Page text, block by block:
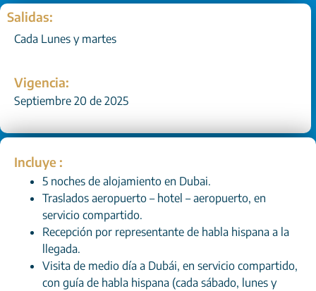
Salidas:
Cada Lunes y martes
Vigencia:
Septiembre 20 de 2025
Incluye :
5 noches de alojamiento en Dubai.
Traslados aeropuerto – hotel – aeropuerto, en
servicio compartido.
Recepción por representante de habla hispana a la
llegada.
Visita de medio día a Dubái, en servicio compartido,
con guía de habla hispana (cada sábado, lunes y